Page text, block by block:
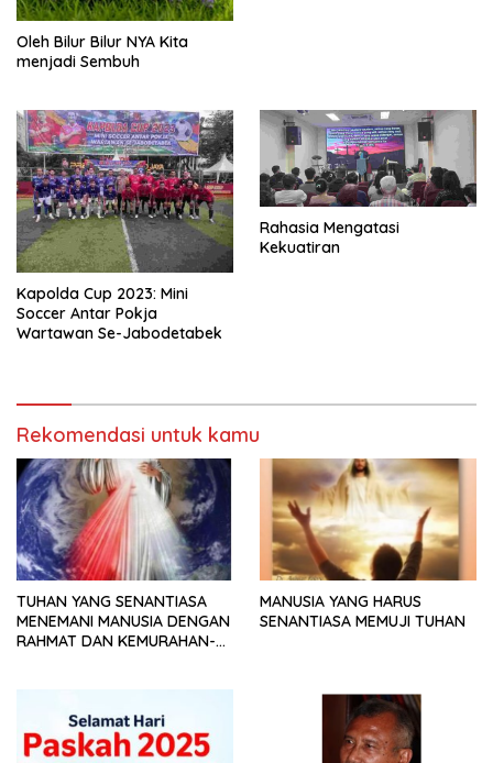
Oleh Bilur Bilur NYA Kita
menjadi Sembuh
Kapolda Cup 2023: Mini
Soccer Antar Pokja
Wartawan Se-Jabodetabek
Rahasia Mengatasi
Kekuatiran
Rekomendasi untuk kamu
TUHAN YANG SENANTIASA
MENEMANI MANUSIA DENGAN
RAHMAT DAN KEMURAHAN-
MANUSIA YANG HARUS
SENANTIASA MEMUJI TUHAN